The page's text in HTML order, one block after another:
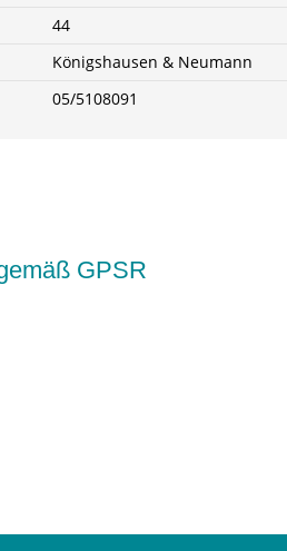
44
Königshausen & Neumann
05/5108091
GPSR